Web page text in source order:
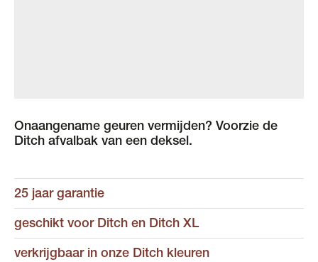
Onaangename geuren vermijden? Voorzie de
Ditch afvalbak van een deksel.
25 jaar garantie
geschikt voor Ditch en Ditch XL
verkrijgbaar in onze Ditch kleuren